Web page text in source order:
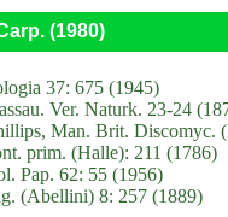
(1980)
37: 675 (1945)
Ver. Naturk. 23-24
Man. Brit. Discomyc.
prim. (Halle): 211 (1786)
Pap. 62: 55 (1956)
(Abellini) 8: 257 (1889)